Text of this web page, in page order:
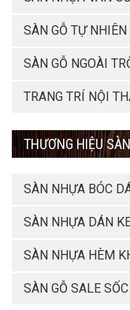
SÀN GỖ TỰ NHIÊN
SÀN GỖ NGOÀI
TRANG TRÍ NỘI
THƯƠNG HIỆU
SÀN NHỰA BÓC
SÀN NHỰA DÁN
SÀN NHỰA HÈM
SÀN GỖ SALE SỐC